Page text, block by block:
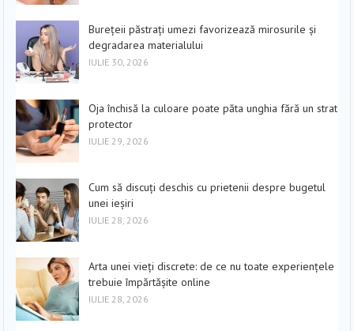
Burețeii păstrați umezi favorizează mirosurile și
degradarea materialului
IULIE 30, 2026
Oja închisă la culoare poate păta unghia fără un strat
protector
IULIE 29, 2026
Cum să discuți deschis cu prietenii despre bugetul
unei ieșiri
IULIE 28, 2026
Arta unei vieți discrete: de ce nu toate experiențele
trebuie împărtășite online
IULIE 28, 2026